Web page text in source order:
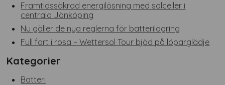
Framtidssäkrad energilösning med solceller i
centrala Jönköping
Nu gäller de nya reglerna för batterilagring
Full fart i rosa – Wettersol Tour bjöd på löparglädje
Kategorier
Batteri